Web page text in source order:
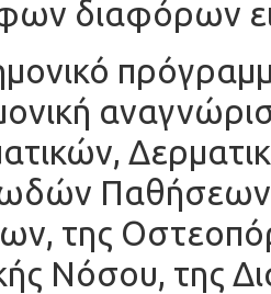
διαφόρων
της
Νόσου, της